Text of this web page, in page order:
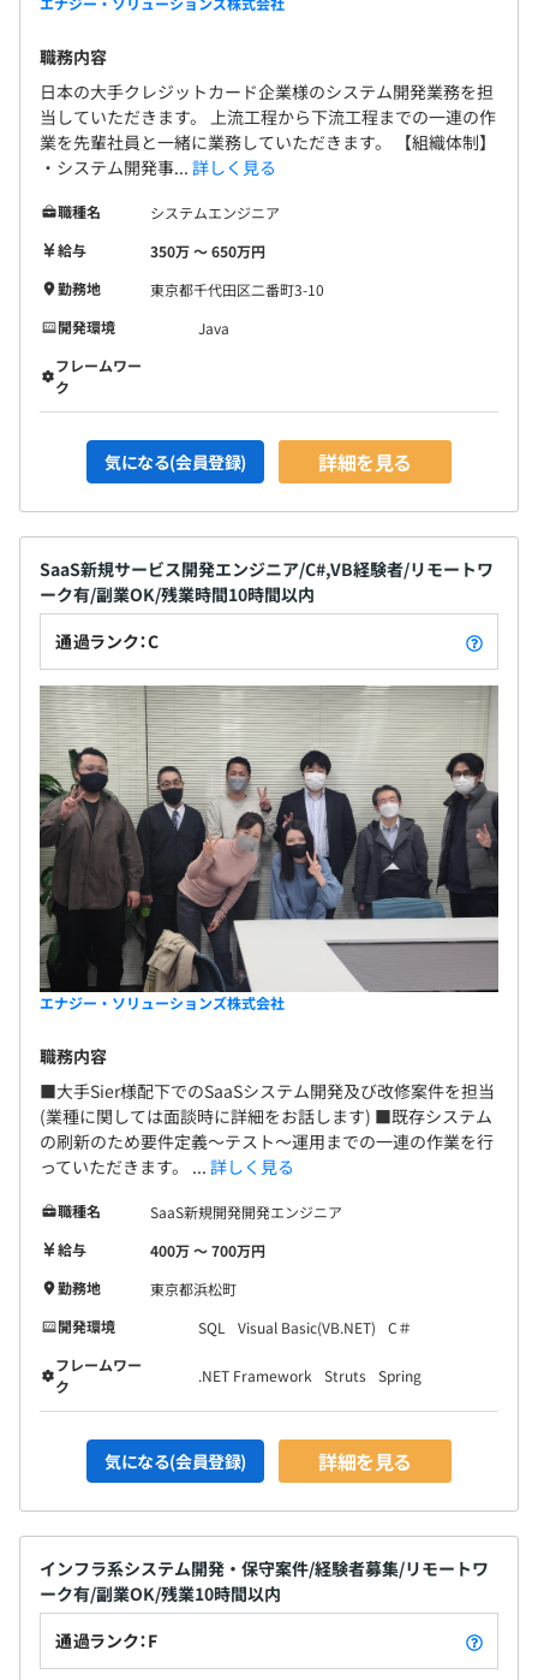
職務内容
日本の大手クレジットカード企業様のシステム開発業務を担
当していただきます。 上流工程から下流工程までの一連の作
業を先輩社員と一緒に業務していただきます。 【組織体制】
・システム開発事... 詳しく見る
職種名
システムエンジニア
給与
350万 〜 650万円
勤務地
東京都千代田区二番町3-10
開発環境
Java
フレームワー
ク
気になる(会員登録) 詳細を見る
SaaS新規サービス開発エンジニア/C#,VB経験者/リモートワ
ーク有/副業OK/残業時間10時間以内
通過ランク：C
エナジー・ソリューションズ株式会社
職務内容
■大手Sier様配下でのSaaSシステム開発及び改修案件を担当
(業種に関しては面談時に詳細をお話します) ■既存システム
の刷新のため要件定義～テスト～運用までの一連の作業を行
っていただきます。 ... 詳しく見る
職種名
SaaS新規開発開発エンジニア
給与
400万 〜 700万円
勤務地
東京都浜松町
開発環境
SQL Visual Basic(VB.NET)
C＃
フレームワー
ク
.NET Framework Struts Spring
気になる(会員登録) 詳細を見る
インフラ系システム開発・保守案件/経験者募集/リモートワ
ーク有/副業OK/残業10時間以内
通過ランク：F